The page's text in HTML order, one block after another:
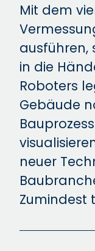
Mit dem
ausführen,
in die
Roboters
Gebäude
neuer
Zumindest